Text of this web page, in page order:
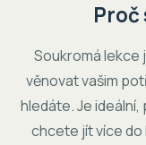
Proč
Soukromá lekce
věnovat vašim
hledáte. Je
chcete jít více do